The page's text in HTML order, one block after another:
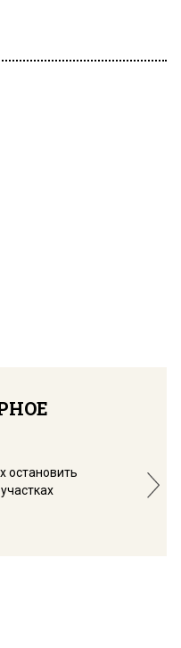
остановить